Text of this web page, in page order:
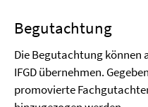
Begutachtung
Die Begutachtung können
IFGD übernehmen.
promovierte